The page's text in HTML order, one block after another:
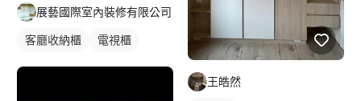
展藝國際室內裝修有限公司
客廳收納櫃 電視櫃
王皓然